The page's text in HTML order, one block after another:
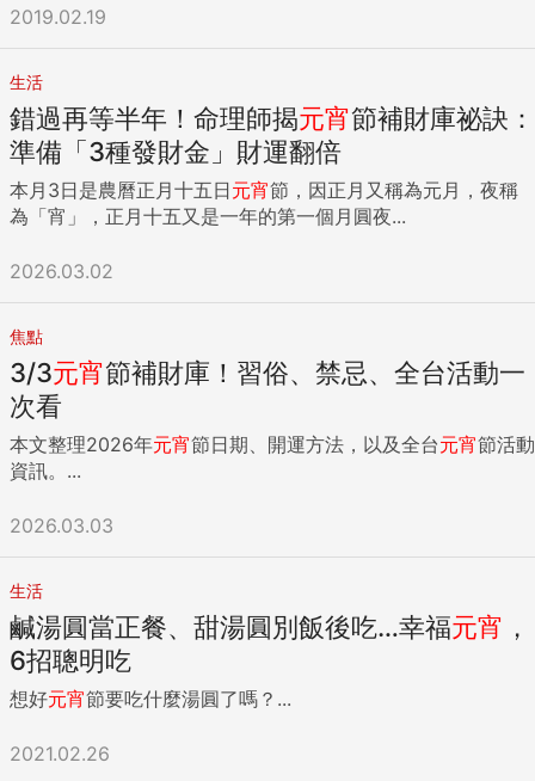
2019.02.19
生活
錯過再等半年！命理師揭元宵節補財庫祕訣：
準備「3種發財金」財運翻倍
本月3日是農曆正月十五日元宵節，因正月又稱為元月，夜稱
為「宵」，正月十五又是一年的第一個月圓夜...
2026.03.02
焦點
3/3元宵節補財庫！習俗、禁忌、全台活動一
次看
本文整理2026年元宵節日期、開運方法，以及全台元宵節活動
資訊。...
2026.03.03
生活
鹹湯圓當正餐、甜湯圓別飯後吃…幸福元宵 ，
6招聰明吃
想好元宵節要吃什麼湯圓了嗎？...
2021.02.26